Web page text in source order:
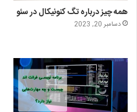
همه چیز درباره تگ کنونیکال در سئو
دسامبر 20, 2023